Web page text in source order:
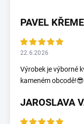
PAVEL
22.6.2026
Výrobek je výborné
kameném obcodě!😎
JAROSLAVA